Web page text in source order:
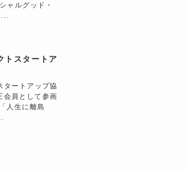
ャルグッド・
トスタートア
タートアップ協
員として参画
人生に離島